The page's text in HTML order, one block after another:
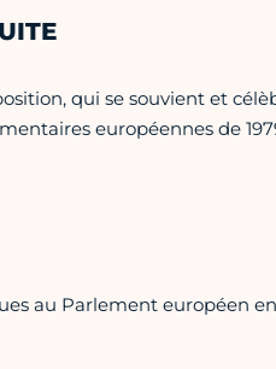
qui se souvient et
européennes de
au Parlement européen en